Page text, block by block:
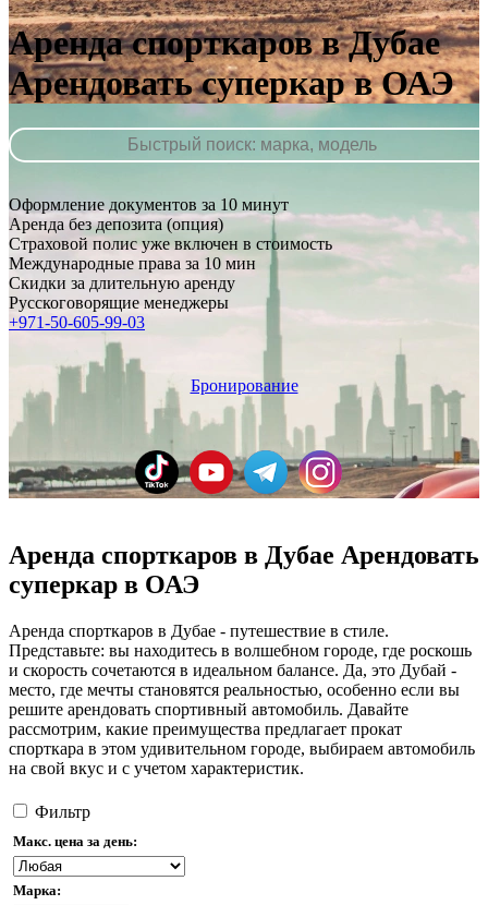
Аренда спорткаров в Дубае
Арендовать суперкар в ОАЭ
Оформление документов за 10 минут
Аренда без депозита (опция)
Страховой полис уже включен в стоимость
Международные права за 10 мин
Скидки за длительную аренду
Русскоговорящие менеджеры
+971-50-605-99-03
Бронирование
Аренда спорткаров в Дубае Арендовать
суперкар в ОАЭ
Аренда спорткаров в Дубае - путешествие в стиле.
Представьте: вы находитесь в волшебном городе, где роскошь
и скорость сочетаются в идеальном балансе. Да, это Дубай -
место, где мечты становятся реальностью, особенно если вы
решите арендовать спортивный автомобиль. Давайте
рассмотрим, какие преимущества предлагает прокат
спорткара в этом удивительном городе, выбираем автомобиль
на свой вкус и с учетом характеристик.
Фильтр
Макс. цена за день:
Марка: